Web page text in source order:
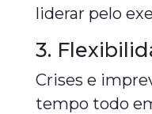
liderar pelo
3.
Crises e
tempo todo